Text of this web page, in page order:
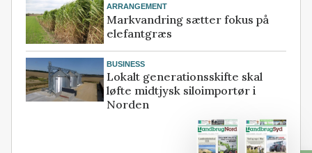
ARRANGEMENT
Markvandring sætter fokus på
elefantgræs
BUSINESS
Lokalt generationsskifte skal
løfte midtjysk siloimportør i
Norden